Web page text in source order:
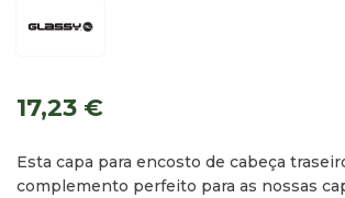
17,23 €
Esta capa para encosto de cabeça
complemento perfeito para as nossas